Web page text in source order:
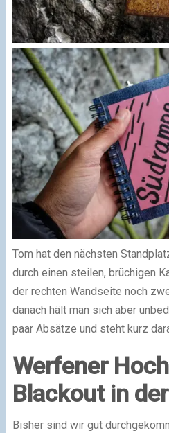
Tom hat den nächsten
durch einen steilen, brüchigen
der rechten Wandseite noch
danach hält man sich aber
paar Absätze und steht kurz
Werfener
Blackout in
Bisher sind wir gut